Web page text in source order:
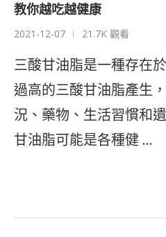
教你越吃越健康
2021-12-07 21.7K 觀看
三酸甘油脂是一種存在
過高的三酸甘油脂產生
況、藥物、生活習慣和
甘油脂可能是各種健 …